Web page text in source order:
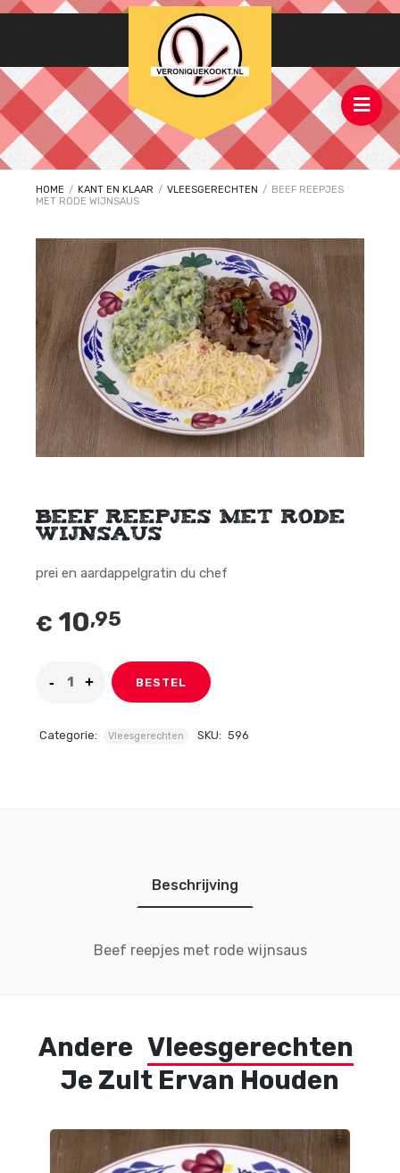
HOME / KANT EN KLAAR / VLEESGERECHTEN / BEEF REEPJES
MET RODE WIJNSAUS
Beef reepjes met rode
wijnsaus
prei en aardappelgratin du chef
€ 10,95
BESTEL
Categorie: Vleesgerechten SKU: 596
Beschrijving
Beef reepjes met rode wijnsaus
Andere Vleesgerechten
Je Zult Ervan Houden